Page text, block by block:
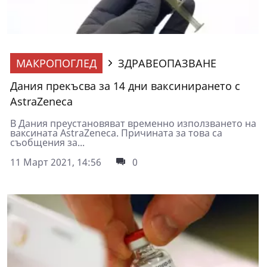
МАКРОПОГЛЕД
ЗДРАВЕОПАЗВАНЕ
Дания прекъсва за 14 дни ваксинирането с
AstraZeneca
В Дания преустановяват временно използването на
ваксината AstraZeneca. Причината за това са
съобщения за...
11 Март 2021, 14:56
0